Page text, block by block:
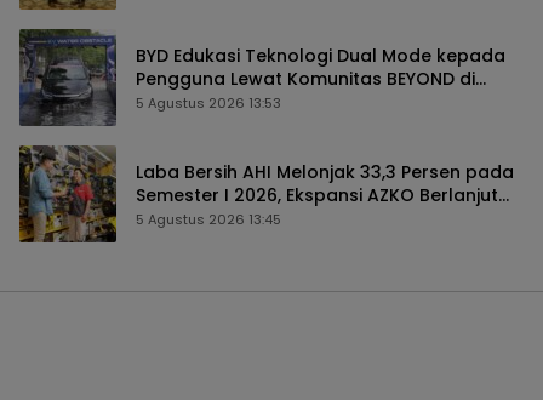
BYD Edukasi Teknologi Dual Mode kepada
Pengguna Lewat Komunitas BEYOND di
GIIAS 2026
5 Agustus 2026 13:53
Laba Bersih AHI Melonjak 33,3 Persen pada
Semester I 2026, Ekspansi AZKO Berlanjut
hingga Toko ke-276
5 Agustus 2026 13:45